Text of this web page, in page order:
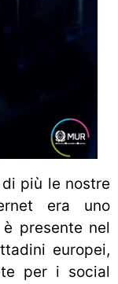
più le nostre
era uno
presente nel
europei,
per i social